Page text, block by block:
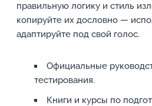
правильную логику и стиль
копируйте их дословно —
адаптируйте под свой голос.
Официальные
тестирования.
Книги и курсы по